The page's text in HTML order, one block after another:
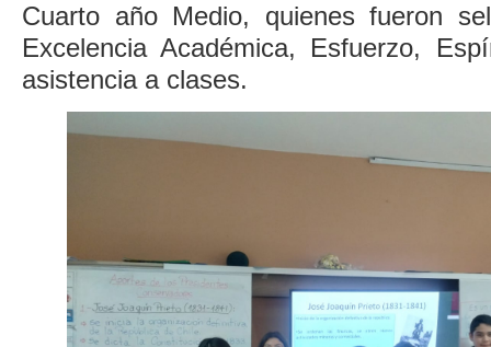
Cuarto año Medio, quienes fueron
Excelencia Académica, Esfuerzo,
asistencia a clases.